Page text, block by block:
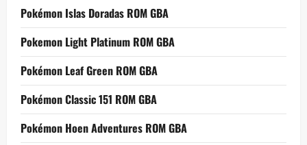
Pokémon Islas Doradas ROM GBA
Pokemon Light Platinum ROM GBA
Pokémon Leaf Green ROM GBA
Pokémon Classic 151 ROM GBA
Pokémon Hoen Adventures ROM GBA